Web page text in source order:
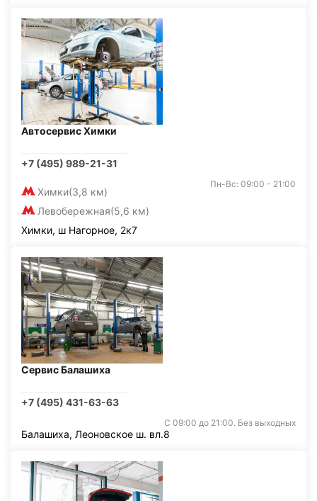
Автосервис Химки
+7 (495) 989-21-31
Химки(3,8 км)
Левобережная(5,6 км)
Пн-Вс: 09:00 - 21:00
Химки, ш Нагорное, 2к7
Сервис Балашиха
+7 (495) 431-63-63
С 09:00 до 21:00. Без выходных
Балашиха, Леоновское ш. вл.8